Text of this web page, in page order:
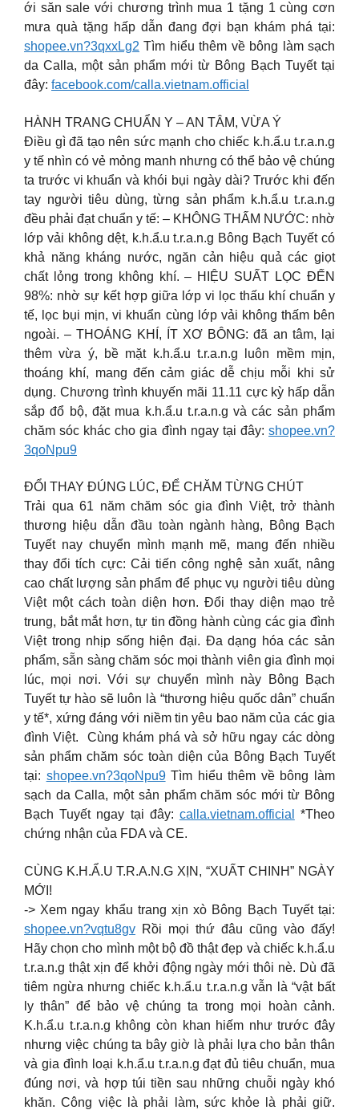
ới săn sale với chương trình mua 1 tặng 1 cùng cơn
mưa quà tặng hấp dẫn đang đợi bạn khám phá tại:
shopee.vn?3qxxLg2 Tìm hiểu thêm về bông làm sạch
da Calla, một sản phẩm mới từ Bông Bạch Tuyết tại
đây: facebook.com/calla.vietnam.official
HÀNH TRANG CHUẨN Y – AN TÂM, VỪA Ý
Điều gì đã tạo nên sức mạnh cho chiếc k.h.ẩ.u t.r.a.n.g
y tế nhìn có vẻ mỏng manh nhưng có thể bảo vệ chúng
ta trước vi khuẩn và khói bụi ngày dài? Trước khi đến
tay người tiêu dùng, từng sản phẩm k.h.ẩ.u t.r.a.n.g
đều phải đạt chuẩn y tế: – KHÔNG THẤM NƯỚC: nhờ
lớp vải không dệt, k.h.ẩ.u t.r.a.n.g Bông Bạch Tuyết có
khả năng kháng nước, ngăn cản hiệu quả các giọt
chất lỏng trong không khí. – HIỆU SUẤT LỌC ĐẾN
98%: nhờ sự kết hợp giữa lớp vi lọc thấu khí chuẩn y
tế, lọc bụi mịn, vi khuẩn cùng lớp vải không thấm bên
ngoài. – THOÁNG KHÍ, ÍT XƠ BÔNG: đã an tâm, lại
thêm vừa ý, bề mặt k.h.ẩ.u t.r.a.n.g luôn mềm mịn,
thoáng khí, mang đến cảm giác dễ chịu mỗi khi sử
dụng. Chương trình khuyến mãi 11.11 cực kỳ hấp dẫn
sắp đổ bộ, đặt mua k.h.ẩ.u t.r.a.n.g và các sản phẩm
chăm sóc khác cho gia đình ngay tại đây: shopee.vn?
3qoNpu9
ĐỔI THAY ĐÚNG LÚC, ĐỂ CHĂM TỪNG CHÚT
Trải qua 61 năm chăm sóc gia đình Việt, trở thành
thương hiệu dẫn đầu toàn ngành hàng, Bông Bạch
Tuyết nay chuyển mình mạnh mẽ, mang đến nhiều
thay đổi tích cực: Cải tiến công nghệ sản xuất, nâng
cao chất lượng sản phẩm để phục vụ người tiêu dùng
Việt một cách toàn diện hơn. Đổi thay diện mạo trẻ
trung, bắt mắt hơn, tự tin đồng hành cùng các gia đình
Việt trong nhịp sống hiện đại. Đa dạng hóa các sản
phẩm, sẵn sàng chăm sóc mọi thành viên gia đình mọi
lúc, mọi nơi. Với sự chuyển mình này Bông Bạch
Tuyết tự hào sẽ luôn là “thương hiệu quốc dân” chuẩn
y tế*, xứng đáng với niềm tin yêu bao năm của các gia
đình Việt. ️ Cùng khám phá và sở hữu ngay các dòng
sản phẩm chăm sóc toàn diện của Bông Bạch Tuyết
tại: shopee.vn?3qoNpu9Tìm hiểu thêm về bông làm
sạch da Calla, một sản phẩm chăm sóc mới từ Bông
Bạch Tuyết ngay tại đây: calla.vietnam.official
*Theo
chứng nhận của FDA và CE.
CÙNG K.H.Ẩ.U T.R.A.N.G XỊN, “XUẤT CHINH” NGÀY
MỚI!
-> Xem ngay khẩu trang xịn xò Bông Bạch Tuyết tại:
shopee.vn?vqtu8gv Rồi mọi thứ đâu cũng vào đấy!
Hãy chọn cho mình một bộ đồ thật đẹp và chiếc k.h.ẩ.u
t.r.a.n.g thật xịn để khởi động ngày mới thôi nè. Dù đã
tiêm ngừa nhưng chiếc k.h.ẩ.u t.r.a.n.g vẫn là “vật bất
ly thân” để bảo vệ chúng ta trong mọi hoàn cảnh.
K.h.ẩ.u t.r.a.n.g không còn khan hiếm như trước đây
nhưng việc chúng ta bây giờ là phải lựa cho bản thân
và gia đình loại k.h.ẩ.u t.r.a.n.g đạt đủ tiêu chuẩn, mua
đúng nơi, và hợp túi tiền sau những chuỗi ngày khó
khăn. Công việc là phải làm, sức khỏe là phải giữ.